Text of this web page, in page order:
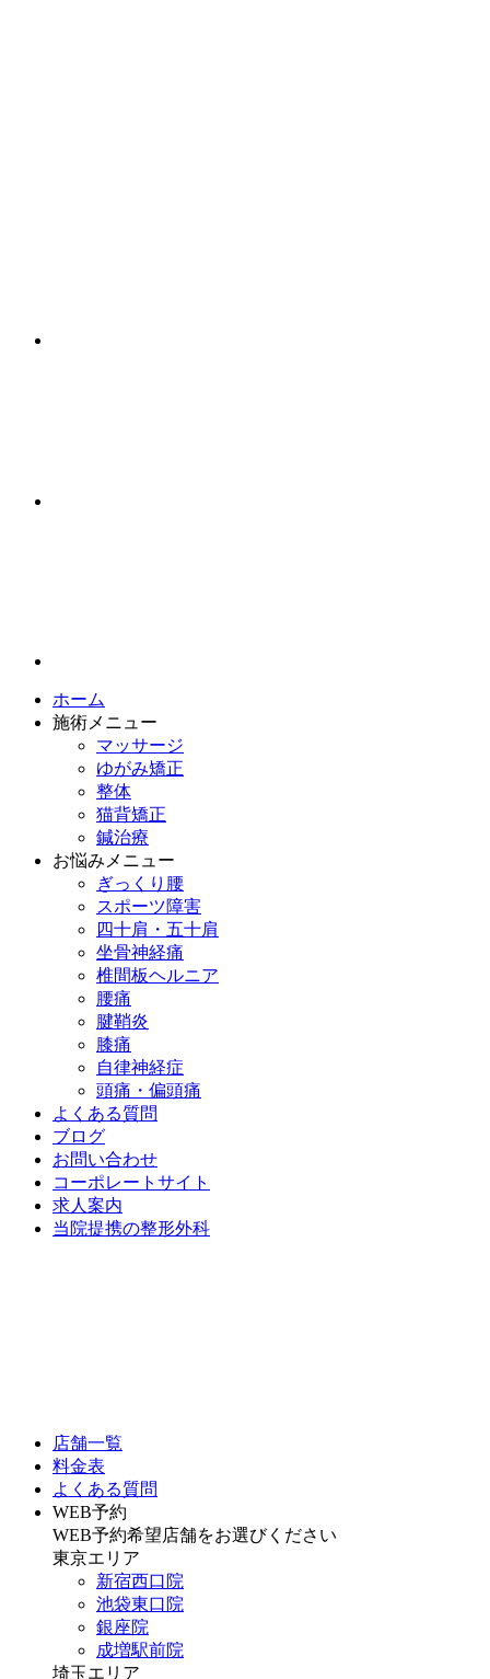
ホーム
施術メニュー
マッサージ
ゆがみ矯正
整体
猫背矯正
鍼治療
お悩みメニュー
ぎっくり腰
スポーツ障害
四十肩・五十肩
坐骨神経痛
椎間板ヘルニア
腰痛
腱鞘炎
膝痛
自律神経症
頭痛・偏頭痛
よくある質問
ブログ
お問い合わせ
コーポレートサイト
求人案内
当院提携の整形外科
店舗一覧
料金表
よくある質問
WEB予約
WEB予約希望店舗をお選びください
東京エリア
新宿西口院
池袋東口院
銀座院
成増駅前院
埼玉エリア